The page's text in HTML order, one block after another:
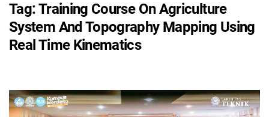
Tag:Training Course On Agriculture
System And Topography Mapping Using
Real Time Kinematics